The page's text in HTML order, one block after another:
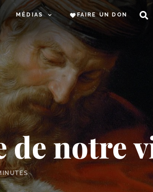
MÉDIAS FAIRE UN DON
de notre